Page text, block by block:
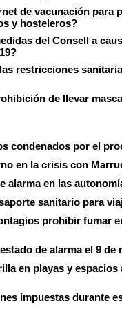
de vacunación para
y hosteleros?
del Consell a
restricciones
de llevar
condenados por el
en la crisis con
alarma en las
sanitario para
prohibir fumar
de alarma el 9 de
en playas y espacios
impuestas durante